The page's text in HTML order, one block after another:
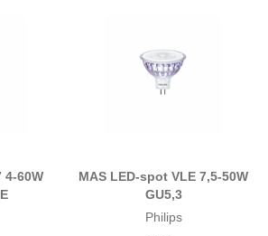
4-60W
MAS LED-spot VLE 7,5-50W
GU5,3
Philips